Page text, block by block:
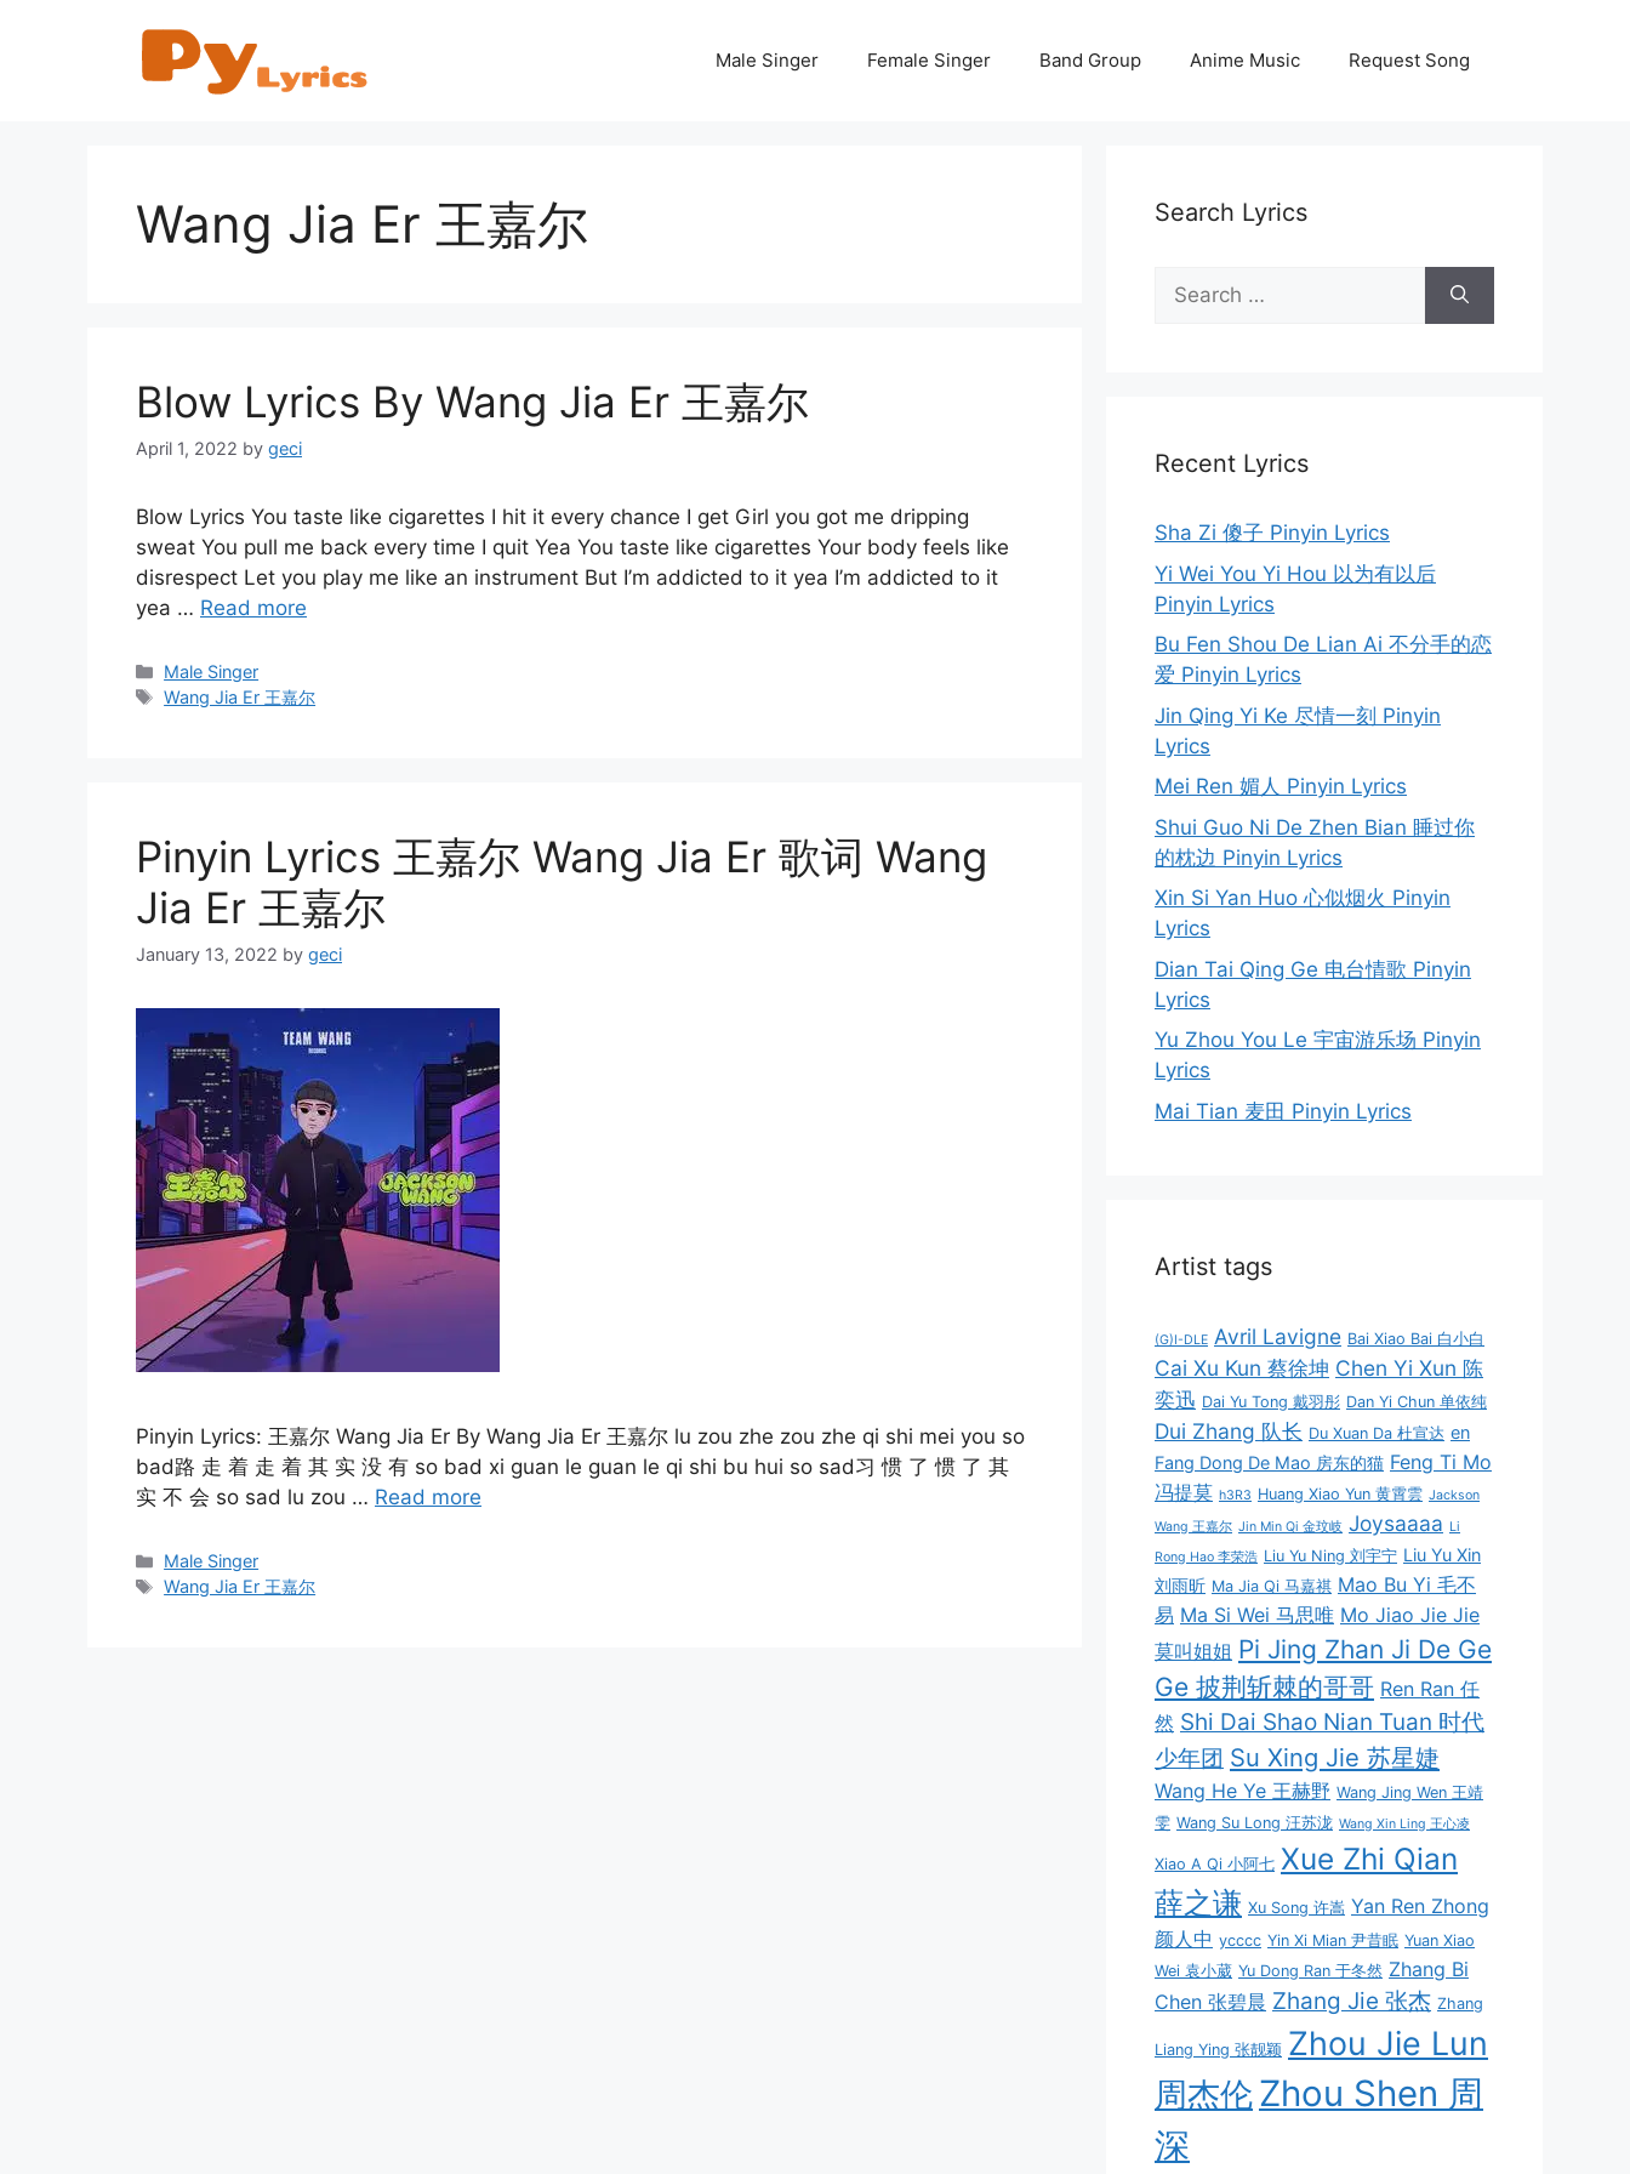
Male Singer Female Singer Band Group Anime Music Request Song
Wang Jia Er 王嘉尔
Blow Lyrics By Wang Jia Er 王嘉尔
April 1, 2022 by geci
Blow Lyrics You taste like cigarettes I hit it every chance I get Girl you got me dripping
sweat You pull me back every time I quit Yea You taste like cigarettes Your body feels like
disrespect Let you play me like an instrument But I’m addicted to it yea I’m addicted to it
yea … Read more
Categories
Male Singer
Tags
Wang Jia Er 王嘉尔
Pinyin Lyrics 王嘉尔 Wang Jia Er 歌词 Wang
Jia Er 王嘉尔
January 13, 2022 by geci
Pinyin Lyrics: 王嘉尔 Wang Jia Er By Wang Jia Er 王嘉尔 lu zou zhe zou zhe qi shi mei you so
bad路 走 着 走 着 其 实 没 有 so bad xi guan le guan le qi shi bu hui so sad习 惯 了 惯 了 其
实 不 会 so sad lu zou … Read more
Categories
Male Singer
Tags
Wang Jia Er 王嘉尔
Search Lyrics
Search
for:
Recent Lyrics
Sha Zi 傻子 Pinyin Lyrics
Yi Wei You Yi Hou 以为有以后
Pinyin Lyrics
Bu Fen Shou De Lian Ai 不分手的恋
爱 Pinyin Lyrics
Jin Qing Yi Ke 尽情一刻 Pinyin
Lyrics
Mei Ren 媚人 Pinyin Lyrics
Shui Guo Ni De Zhen Bian 睡过你
的枕边 Pinyin Lyrics
Xin Si Yan Huo 心似烟火 Pinyin
Lyrics
Dian Tai Qing Ge 电台情歌 Pinyin
Lyrics
Yu Zhou You Le 宇宙游乐场 Pinyin
Lyrics
Mai Tian 麦田 Pinyin Lyrics
Artist tags
(G)I-DLE Avril Lavigne Bai Xiao Bai 白小白
Cai Xu Kun 蔡徐坤 Chen Yi Xun 陈
奕迅 Dai Yu Tong 戴羽彤 Dan Yi Chun 单依纯
Dui Zhang 队长 Du Xuan Da 杜宣达 en
Fang Dong De Mao 房东的猫 Feng Ti Mo
冯提莫 h3R3 Huang Xiao Yun 黄霄雲 Jackson
Wang 王嘉尔 Jin Min Qi 金玟岐 Joysaaaa Li
Rong Hao 李荣浩 Liu Yu Ning 刘宇宁 Liu Yu Xin
刘雨昕 Ma Jia Qi 马嘉祺 Mao Bu Yi 毛不
易 Ma Si Wei 马思唯 Mo Jiao Jie Jie
莫叫姐姐 Pi Jing Zhan Ji De Ge
Ge 披荆斩棘的哥哥 Ren Ran 任
然 Shi Dai Shao Nian Tuan 时代
少年团 Su Xing Jie 苏星婕
Wang He Ye 王赫野 Wang Jing Wen 王靖
雯 Wang Su Long 汪苏泷 Wang Xin Ling 王心凌
Xiao A Qi 小阿七 Xue Zhi Qian
薛之谦 Xu Song 许嵩 Yan Ren Zhong
颜人中 ycccc Yin Xi Mian 尹昔眠 Yuan Xiao
Wei 袁小葳 Yu Dong Ran 于冬然 Zhang Bi
Chen 张碧晨 Zhang Jie 张杰 Zhang
Liang Ying 张靓颖 Zhou Jie Lun
周杰伦Zhou Shen 周
深